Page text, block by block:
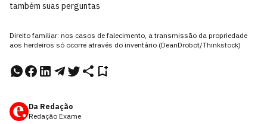
também suas perguntas
Direito familiar: nos casos de falecimento, a transmissão da propriedade
aos herdeiros só ocorre através do inventário (DeanDrobot/Thinkstock)
Da Redação
Redação Exame